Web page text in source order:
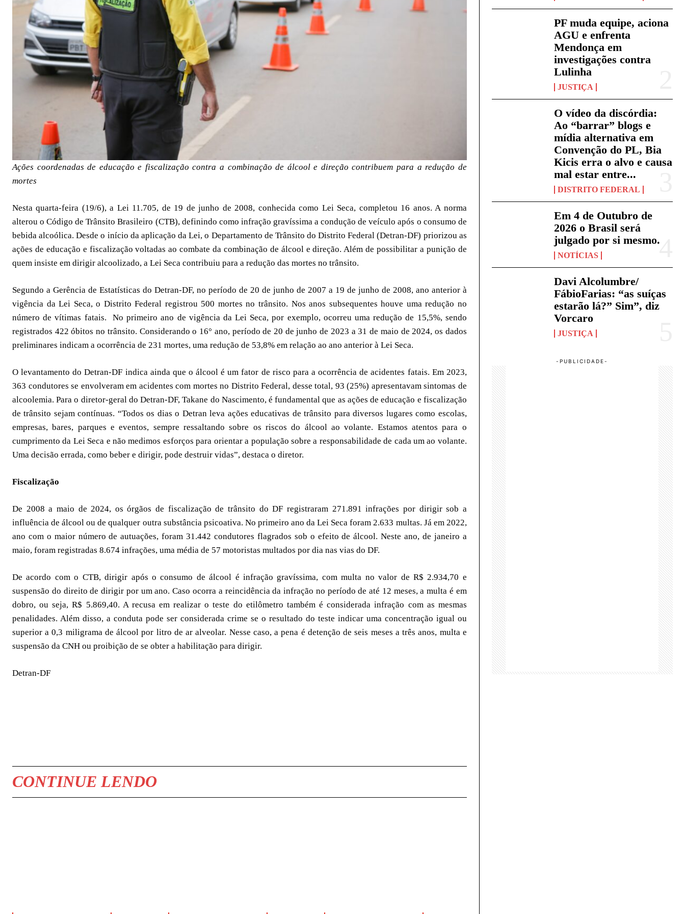
Ações coordenadas de educação e fiscalização contra a combinação de álcool e direção contribuem para a redução de
mortes
Nesta quarta-feira (19/6), a Lei 11.705, de 19 de junho de 2008, conhecida como Lei Seca, completou 16 anos. A norma
alterou o Código de Trânsito Brasileiro (CTB), definindo como infração gravíssima a condução de veículo após o consumo de
bebida alcoólica. Desde o início da aplicação da Lei, o Departamento de Trânsito do Distrito Federal (Detran-DF) priorizou as
ações de educação e fiscalização voltadas ao combate da combinação de álcool e direção. Além de possibilitar a punição de
quem insiste em dirigir alcoolizado, a Lei Seca contribuiu para a redução das mortes no trânsito.
Segundo a Gerência de Estatísticas do Detran-DF, no período de 20 de junho de 2007 a 19 de junho de 2008, ano anterior à
vigência da Lei Seca, o Distrito Federal registrou 500 mortes no trânsito. Nos anos subsequentes houve uma redução no
número de vítimas fatais. No primeiro ano de vigência da Lei Seca, por exemplo, ocorreu uma redução de 15,5%, sendo
registrados 422 óbitos no trânsito. Considerando o 16° ano, período de 20 de junho de 2023 a 31 de maio de 2024, os dados
preliminares indicam a ocorrência de 231 mortes, uma redução de 53,8% em relação ao ano anterior à Lei Seca.
O levantamento do Detran-DF indica ainda que o álcool é um fator de risco para a ocorrência de acidentes fatais. Em 2023,
363 condutores se envolveram em acidentes com mortes no Distrito Federal, desse total, 93 (25%) apresentavam sintomas de
alcoolemia. Para o diretor-geral do Detran-DF, Takane do Nascimento, é fundamental que as ações de educação e fiscalização
de trânsito sejam contínuas. “Todos os dias o Detran leva ações educativas de trânsito para diversos lugares como escolas,
empresas, bares, parques e eventos, sempre ressaltando sobre os riscos do álcool ao volante. Estamos atentos para o
cumprimento da Lei Seca e não medimos esforços para orientar a população sobre a responsabilidade de cada um ao volante.
Uma decisão errada, como beber e dirigir, pode destruir vidas”, destaca o diretor.
Fiscalização
De 2008 a maio de 2024, os órgãos de fiscalização de trânsito do DF registraram 271.891 infrações por dirigir sob a
influência de álcool ou de qualquer outra substância psicoativa. No primeiro ano da Lei Seca foram 2.633 multas. Já em 2022,
ano com o maior número de autuações, foram 31.442 condutores flagrados sob o efeito de álcool. Neste ano, de janeiro a
maio, foram registradas 8.674 infrações, uma média de 57 motoristas multados por dia nas vias do DF.
De acordo com o CTB, dirigir após o consumo de álcool é infração gravíssima, com multa no valor de R$ 2.934,70 e
suspensão do direito de dirigir por um ano. Caso ocorra a reincidência da infração no período de até 12 meses, a multa é em
dobro, ou seja, R$ 5.869,40. A recusa em realizar o teste do etilômetro também é considerada infração com as mesmas
penalidades. Além disso, a conduta pode ser considerada crime se o resultado do teste indicar uma concentração igual ou
superior a 0,3 miligrama de álcool por litro de ar alveolar. Nesse caso, a pena é detenção de seis meses a três anos, multa e
suspensão da CNH ou proibição de se obter a habilitação para dirigir.
Detran-DF
CONTINUE LENDO
PF muda equipe, aciona
AGU e enfrenta
Mendonça em
investigações contra
Lulinha
JUSTIÇA
O vídeo da discórdia:
Ao “barrar” blogs e
mídia alternativa em
Convenção do PL, Bia
Kicis erra o alvo e causa
mal estar entre...
DISTRITO FEDERAL
Em 4 de Outubro de
2026 o Brasil será
julgado por si mesmo.
NOTÍCIAS
Davi Alcolumbre/
FábioFarias: “as suíças
estarão lá?” Sim”, diz
Vorcaro
JUSTIÇA